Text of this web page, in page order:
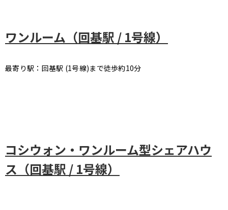
ワンルーム（回基駅 / 1号線）
最寄り駅：回基駅 (1号線)まで徒歩約10分
コシウォン・ワンルーム型シェアハウ
ス（回基駅 / 1号線）